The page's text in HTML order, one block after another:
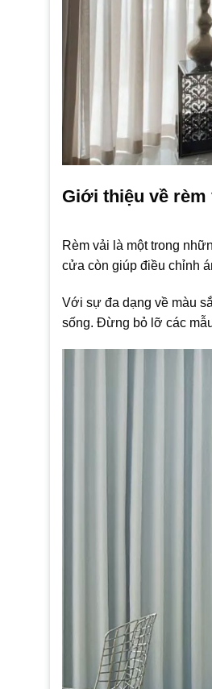
Giới thiệu về
Rèm vải là một trong
cửa còn giúp điều chỉnh
Với sự đa dạng về màu
sống. Đừng bỏ lỡ các